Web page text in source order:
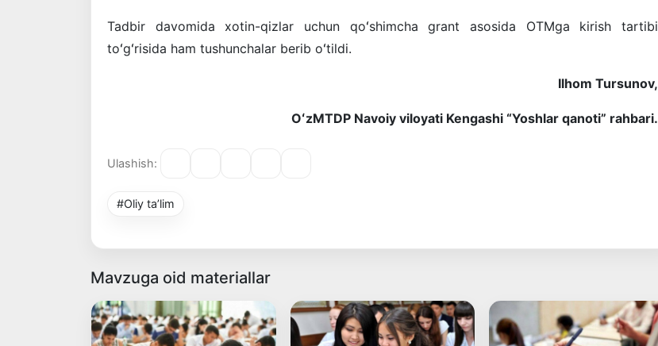
Tadbir davomida xotin-qizlar uchun qoʻshimcha grant asosida OTMga kirish tartibi
toʻgʻrisida ham tushunchalar berib oʻtildi.
Ilhom Tursunov,
OʻzMTDP Navoiy viloyati Kengashi “Yoshlar qanoti” rahbari.
Ulashish:
#Oliy ta’lim
Mavzuga oid materiallar